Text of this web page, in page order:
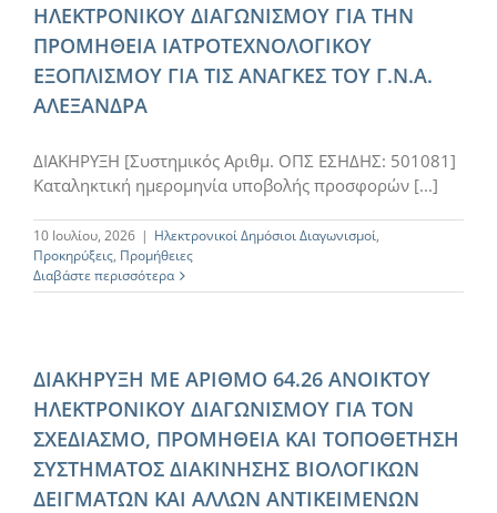
ΗΛΕΚΤΡΟΝΙΚΟΥ ΔΙΑΓΩΝΙΣΜΟΥ ΓΙΑ ΤΗΝ
ΠΡΟΜΗΘΕΙΑ ΙΑΤΡΟΤΕΧΝΟΛΟΓΙΚΟΥ
ΕΞΟΠΛΙΣΜΟΥ ΓΙΑ ΤΙΣ ΑΝΑΓΚΕΣ ΤΟΥ Γ.Ν.Α.
ΑΛΕΞΑΝΔΡΑ
ΔΙΑΚΗΡΥΞΗ [Συστημικός Αριθμ. ΟΠΣ ΕΣΗΔΗΣ: 501081]
Καταληκτική ημερομηνία υποβολής προσφορών [...]
10 Ιουλίου, 2026 | Ηλεκτρονικοί Δημόσιοι Διαγωνισμοί,
Προκηρύξεις, Προμήθειες
Διαβάστε περισσότερα
ΔΙΑΚΗΡΥΞΗ ΜΕ ΑΡΙΘΜΟ 64.26 ΑΝΟΙΚΤΟΥ
ΗΛΕΚΤΡΟΝΙΚΟΥ ΔΙΑΓΩΝΙΣΜΟΥ ΓΙΑ ΤΟΝ
ΣΧΕΔΙΑΣΜΟ, ΠΡΟΜΗΘΕΙΑ ΚΑΙ ΤΟΠΟΘΕΤΗΣΗ
ΣΥΣΤΗΜΑΤΟΣ ΔΙΑΚΙΝΗΣΗΣ ΒΙΟΛΟΓΙΚΩΝ
ΔΕΙΓΜΑΤΩΝ ΚΑΙ ΑΛΛΩΝ ΑΝΤΙΚΕΙΜΕΝΩΝ